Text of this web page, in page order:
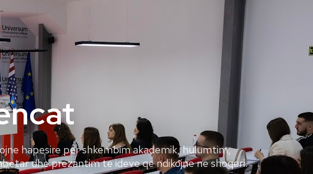
hapesire per shkembim akademik, hulumtim,
dhe prezantim te ideve qe ndikojne ne shoqeri.